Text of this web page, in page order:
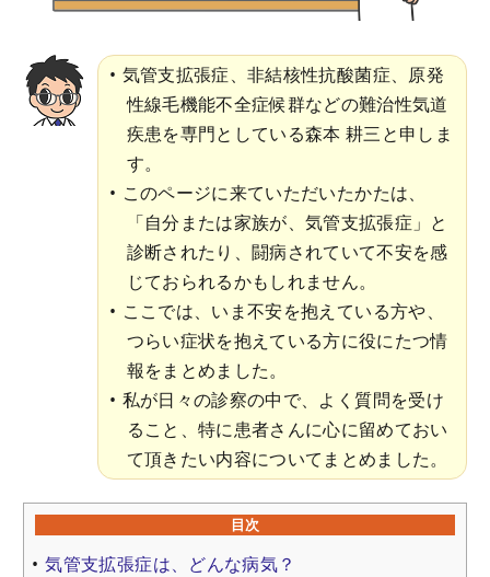
気管支拡張症、非結核性抗酸菌症、原発
性線毛機能不全症候群などの難治性気道
疾患を専門としている森本 耕三と申しま
す。
このページに来ていただいたかたは、
「自分または家族が、気管支拡張症」と
診断されたり、闘病されていて不安を感
じておられるかもしれません。
ここでは、いま不安を抱えている方や、
つらい症状を抱えている方に役にたつ情
報をまとめました。
私が日々の診察の中で、よく質問を受け
ること、特に患者さんに心に留めておい
て頂きたい内容についてまとめました。
目次
気管支拡張症は、どんな病気？